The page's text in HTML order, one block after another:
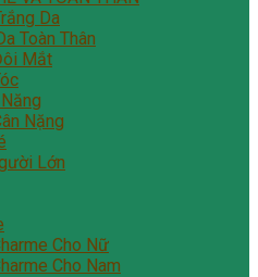
Da
Toàn Thân
Mắt
Nặng
Lớn
Cho Nữ
Cho Nam